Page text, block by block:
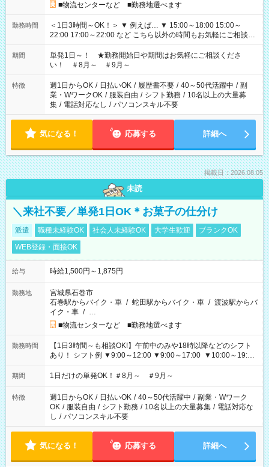
■物流センターなど ■勤務地選べます
勤務時間
＜1日3時間～OK！＞ ▼ 例えば… ▼ 15:00～18:00 15:00～
22:00 17:00～22:00 など こちら以外の時間もお気軽にご相談く
ださい！
期間
単発1日～！ ★勤務開始日や期間はお気軽にご相談くださ
い！ ＃8月～ ＃9月～
特徴 週1日からOK / 日払いOK / 履歴書不要 / 40～50代活躍中 / 副
業・WワークOK / 服装自由 / シフト勤務 / 10名以上の大量募
集 / 電話対応なし / パソコンスキル不要
気になる！ 応募する 詳細へ
掲載日：2026.08.05
未読
＼来社不要／単発1日OK＊お菓子の仕分け
派遣 職種未経験OK 社会人未経験OK 大学生歓迎
ブランクOK
WEB登録・面接OK
給与 時給1,500円～1,875円
勤務地
宮城県石巻市
石巻駅からバイク・車 / 蛇田駅からバイク・車 / 渡波駅からバ
イク・車 / …
■物流センターなど ■勤務地選べます
勤務時間
【1日3時間～も相談OK!】午前中のみや18時以降などのシフト
あり！ シフト例 ▼9:00～12:00 ▼9:00～17:00 ▼10:00～19:00
▼18:00～21:00
期間 1日だけの単発OK！＃8月～ ＃9月～
特徴 週1日からOK / 日払いOK / 40～50代活躍中 / 副業・Wワーク
OK / 服装自由 / シフト勤務 / 10名以上の大量募集 / 電話対応な
し / パソコンスキル不要
気になる！ 応募する 詳細へ